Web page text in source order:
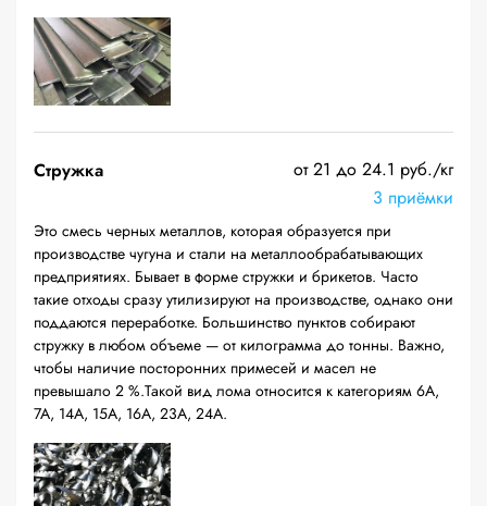
Стружка
от 21 до 24.1 руб./кг
3 приёмки
Это смесь черных металлов, которая образуется при
производстве чугуна и стали на металлообрабатывающих
предприятиях. Бывает в форме стружки и брикетов. Часто
такие отходы сразу утилизируют на производстве, однако они
поддаются переработке. Большинство пунктов собирают
стружку в любом объеме — от килограмма до тонны. Важно,
чтобы наличие посторонних примесей и масел не
превышало 2 %.Такой вид лома относится к категориям 6А,
7А, 14А, 15А, 16А, 23А, 24А.